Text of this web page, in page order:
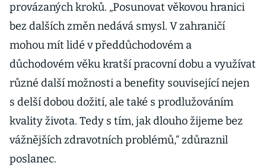
provázaných kroků. „Posunovat věkovou hranici
bez dalších změn nedává smysl. V zahraničí
mohou mít lidé v předdůchodovém a
důchodovém věku kratší pracovní dobu a využívat
různé další možnosti a benefity související nejen
s delší dobou dožití, ale také s prodlužováním
kvality života. Tedy s tím, jak dlouho žijeme bez
vážnějších zdravotních problémů,“ zdůraznil
poslanec.